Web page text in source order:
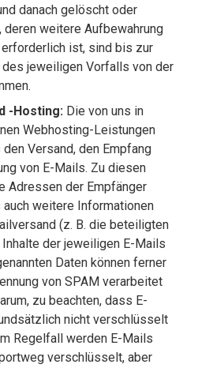
danach gelöscht oder
deren weitere Aufbewahrung
ist, sind bis zur
jeweiligen Vorfalls von der
-Hosting: Die von uns in
Webhosting-Leistungen
Versand, den Empfang
von E-Mails. Zu diesen
Adressen der Empfänger
weitere Informationen
(z. B. die beteiligten
der jeweiligen E-Mails
Daten können ferner
von SPAM verarbeitet
zu beachten, dass E-
nicht verschlüsselt
Regelfall werden E-Mails
verschlüsselt, aber